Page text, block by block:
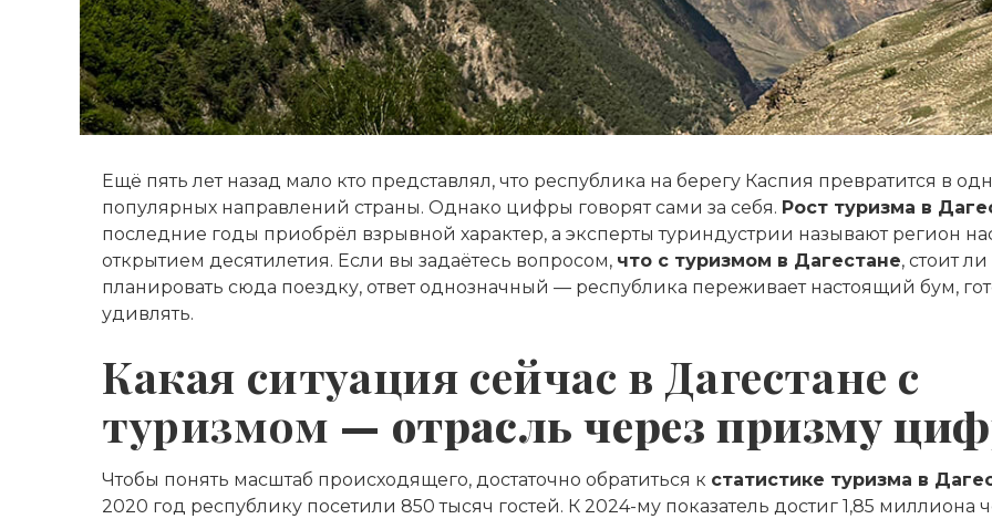
Ещё пять лет назад мало кто представлял, что республика на берегу Каспия превратится в
популярных направлений страны. Однако цифры говорят сами за себя. Рост туризма в
последние годы приобрёл взрывной характер, а эксперты туриндустрии называют регион
открытием десятилетия. Если вы задаётесь вопросом, что с туризмом в Дагестане, стоит ли
планировать сюда поездку, ответ однозначный — республика переживает настоящий бум,
удивлять.
Какая ситуация сейчас в Дагестане с
туризмом — отрасль через призму
Чтобы понять масштаб происходящего, достаточно обратиться к статистике туризма в
2020 год республику посетили 850 тысяч гостей. К 2024-му показатель достиг 1,85 миллиона